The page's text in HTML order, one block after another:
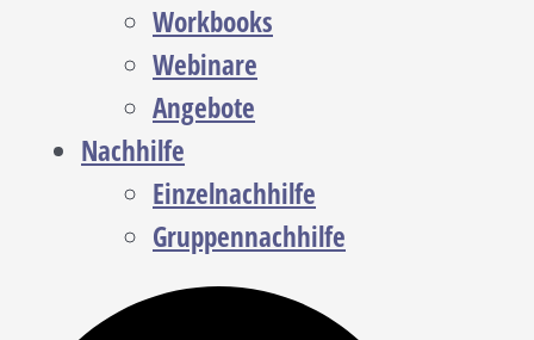
Workbooks
Webinare
Angebote
Nachhilfe
Einzelnachhilfe
Gruppennachhilfe